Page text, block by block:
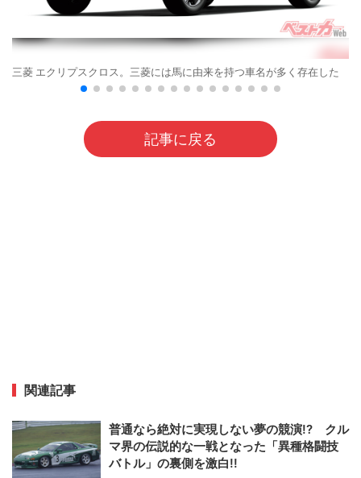
三菱 エクリプスクロス。三菱には馬に由来を持つ車名が多く存在した
記事に戻る
関連記事
普通なら絶対に実現しない夢の競演!? クル
マ界の伝説的な一戦となった「異種格闘技
バトル」の裏側を激白!!